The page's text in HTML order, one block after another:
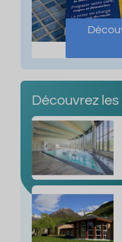
Découvrez